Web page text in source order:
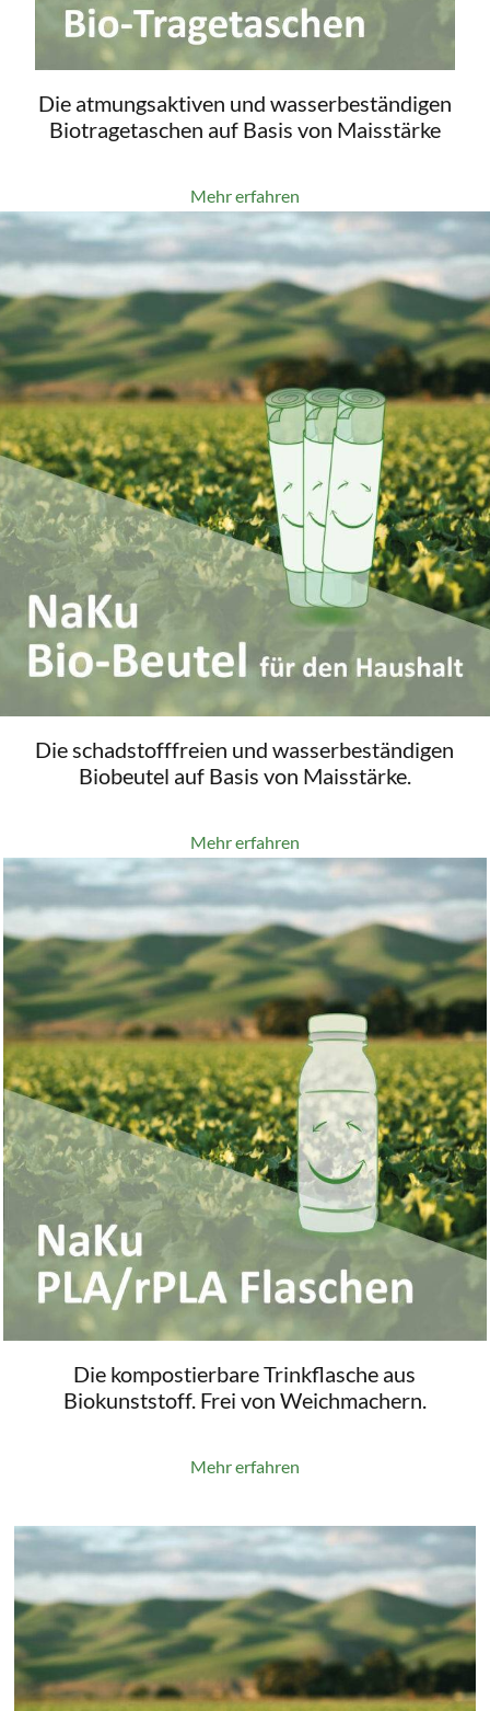
Die atmungsaktiven und wasserbeständigen
Biotragetaschen auf Basis von Maisstärke
Mehr erfahren
Die schadstofffreien und wasserbeständigen
Biobeutel auf Basis von Maisstärke.
Mehr erfahren
Die kompostierbare Trinkflasche aus
Biokunststoff. Frei von Weichmachern.
Mehr erfahren